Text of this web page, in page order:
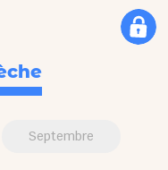
Septembre